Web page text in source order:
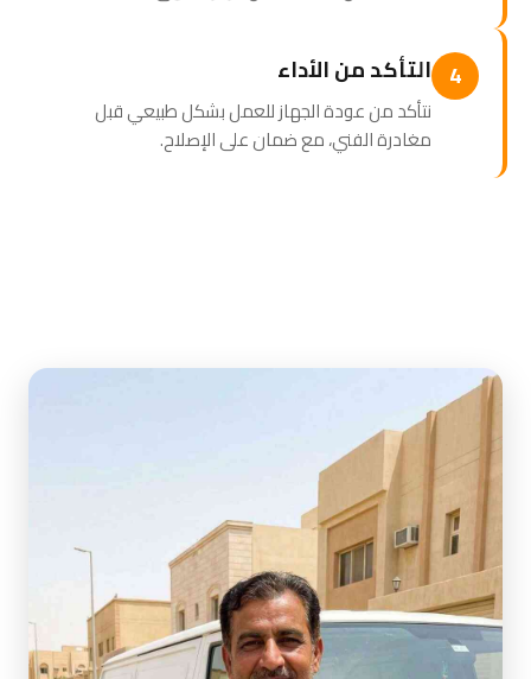
4 التأكد من الأداء
نتأكد من عودة الجهاز للعمل بشكل طبيعي قبل
مغادرة الفني، مع ضمان على الإصلاح.